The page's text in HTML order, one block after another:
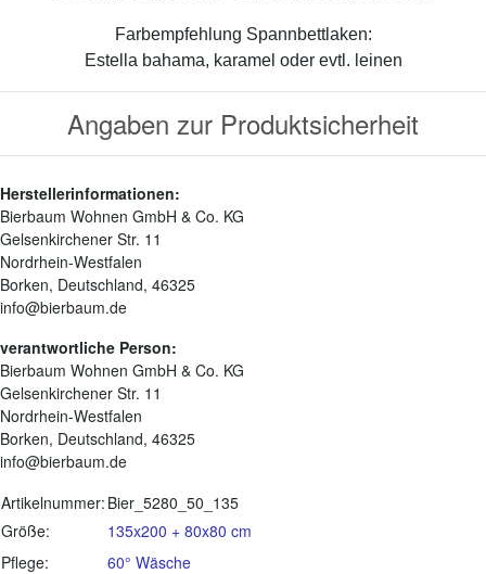
Farbempfehlung Spannbettlaken:
Estella bahama, karamel oder evtl. leinen
Angaben zur Produktsicherheit
Herstellerinformationen:
Bierbaum Wohnen GmbH & Co. KG
Gelsenkirchener Str. 11
Nordrhein-Westfalen
Borken, Deutschland, 46325
info@bierbaum.de
verantwortliche Person:
Bierbaum Wohnen GmbH & Co. KG
Gelsenkirchener Str. 11
Nordrhein-Westfalen
Borken, Deutschland, 46325
info@bierbaum.de
Produkteigenschaft
Wert
Artikelnummer: Bier_5280_50_135
Größe:
135x200 + 80x80 cm
Pflege:
60° Wäsche